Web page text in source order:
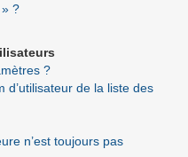
?
?
d’utilisateur de la liste des
n’est toujours pas